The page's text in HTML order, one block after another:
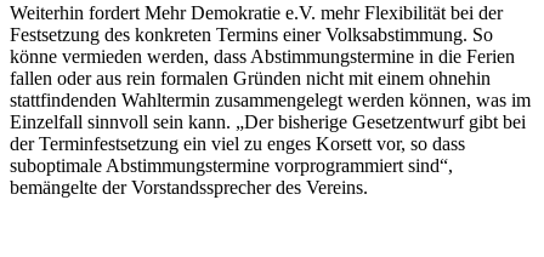
Weiterhin fordert Mehr Demokratie e.V. mehr Flexibilität bei der
Festsetzung des konkreten Termins einer Volksabstimmung. So
könne vermieden werden, dass Abstimmungstermine in die Ferien
fallen oder aus rein formalen Gründen nicht mit einem ohnehin
stattfindenden Wahltermin zusammengelegt werden können, was im
Einzelfall sinnvoll sein kann. „Der bisherige Gesetzentwurf gibt bei
der Terminfestsetzung ein viel zu enges Korsett vor, so dass
suboptimale Abstimmungstermine vorprogrammiert sind“,
bemängelte der Vorstandssprecher des Vereins.